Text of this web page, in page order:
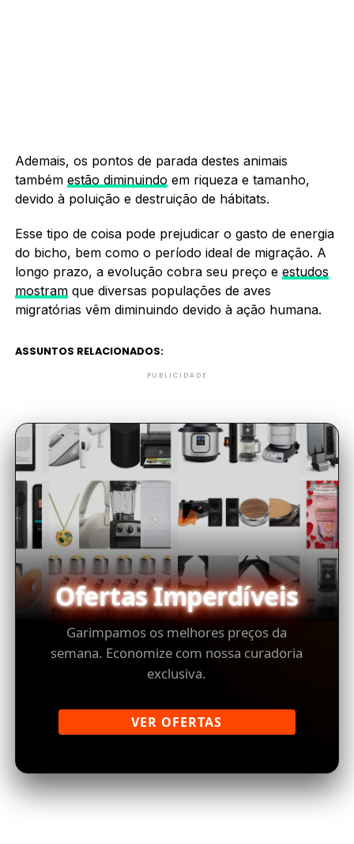
Ademais, os pontos de parada destes animais
também estão diminuindo em riqueza e tamanho,
devido à poluição e destruição de hábitats.
Esse tipo de coisa pode prejudicar o gasto de energia
do bicho, bem como o período ideal de migração. A
longo prazo, a evolução cobra seu preço e estudos
mostramque diversas populações de aves
migratórias vêm diminuindo devido à ação humana.
ASSUNTOS RELACIONADOS:
PUBLICIDADE
Ofertas Imperdíveis
Garimpamos os melhores preços da
semana. Economize com nossa curadoria
exclusiva.
VER OFERTAS